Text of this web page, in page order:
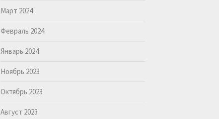
Март 2024
Февраль 2024
Январь 2024
Ноябрь 2023
Октябрь 2023
Август 2023